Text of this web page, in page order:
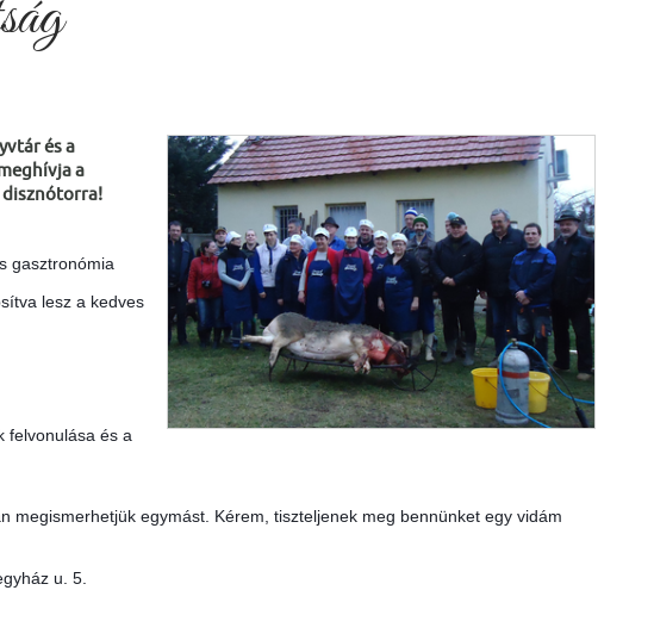
és a
a
disznótorra!
gasztronómia
lesz a kedves
felvonulása és a
egymást. Kérem, tiszteljenek meg bennünket egy vidám
u. 5.